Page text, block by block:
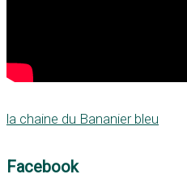
la chaine du Bananier bleu
Facebook